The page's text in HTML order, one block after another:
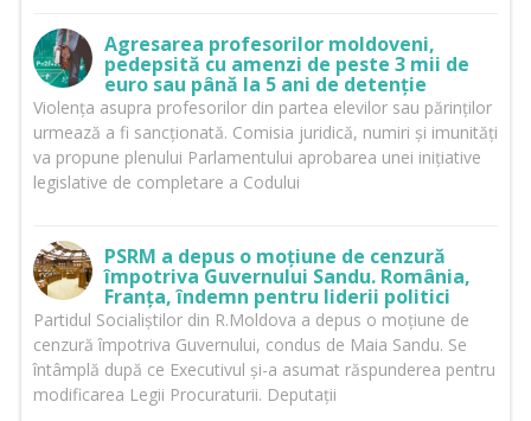
Agresarea profesorilor moldoveni,
pedepsită cu amenzi de peste 3 mii de
euro sau până la 5 ani de detenție
Violența asupra profesorilor din partea elevilor sau părinților
urmează a fi sancționată. Comisia juridică, numiri și imunități
va propune plenului Parlamentului aprobarea unei inițiative
legislative de completare a Codului
PSRM a depus o moțiune de cenzură
împotriva Guvernului Sandu. România,
Franța, îndemn pentru liderii politici
Partidul Socialiștilor din R.Moldova a depus o moțiune de
cenzură împotriva Guvernului, condus de Maia Sandu. Se
întâmplă după ce Executivul și-a asumat răspunderea pentru
modificarea Legii Procuraturii. Deputații